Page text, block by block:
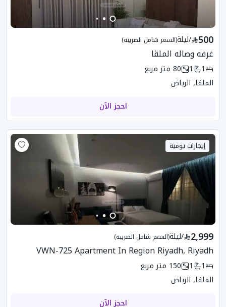
500
/ليلة(السعر شامل الضريبه)
غرفه وصاله الملقا
1
1
80 متر مربع
الملقا, الرياض
احجز الآن
إيجارات يومية
2,999
/ليلة(السعر شامل الضريبه)
VWN-725 Apartment In Region Riyadh, Riyadh
1
1
150 متر مربع
الملقا, الرياض
احجز الآن